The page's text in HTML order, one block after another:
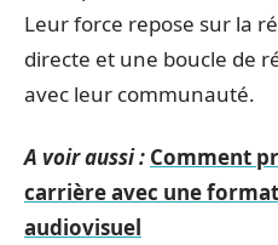
Leur force repose sur la
directe et une boucle de
avec leur communauté.
A voir aussi : Comment
carrière avec une
audiovisuel